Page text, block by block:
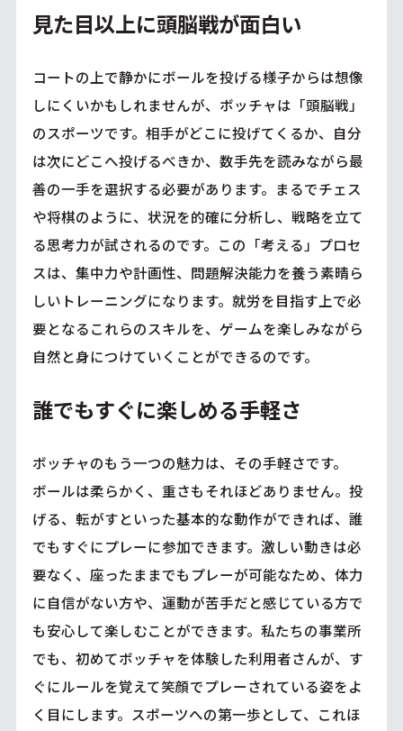
見た目以上に頭脳戦が面白い
コートの上で静かにボールを投げる様子からは想像
しにくいかもしれませんが、ボッチャは「頭脳戦」
のスポーツです。相手がどこに投げてくるか、自分
は次にどこへ投げるべきか、数手先を読みながら最
善の一手を選択する必要があります。まるでチェス
や将棋のように、状況を的確に分析し、戦略を立て
る思考力が試されるのです。この「考える」プロセ
スは、集中力や計画性、問題解決能力を養う素晴ら
しいトレーニングになります。就労を目指す上で必
要となるこれらのスキルを、ゲームを楽しみながら
自然と身につけていくことができるのです。
誰でもすぐに楽しめる手軽さ
ボッチャのもう一つの魅力は、その手軽さです。
ボールは柔らかく、重さもそれほどありません。投
げる、転がすといった基本的な動作ができれば、誰
でもすぐにプレーに参加できます。激しい動きは必
要なく、座ったままでもプレーが可能なため、体力
に自信がない方や、運動が苦手だと感じている方で
も安心して楽しむことができます。私たちの事業所
でも、初めてボッチャを体験した利用者さんが、す
ぐにルールを覚えて笑顔でプレーされている姿をよ
く目にします。スポーツへの第一歩として、これほ